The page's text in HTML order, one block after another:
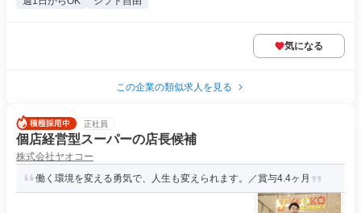
気になる
この企業の類似求人を見る
正社員
個店経営型スーパーの店長候補
株式会社ヤオコー
働く環境を変える勇気で、人生も変えられます。／賞与4.4ヶ月